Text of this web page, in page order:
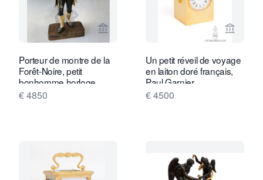
Voir la page vendeur de Van Dreven
Porteur de montre de la
Forêt-Noire, petit
bonhomme horloge,
Forêt-Noire vers 1860.
€ 4850
Voir la
Un petit réveil de voyage
en laiton doré français,
Paul Garnier.
€ 4500